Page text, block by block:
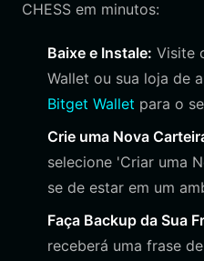
CHESS em minutos:
Baixe e Instale: Visite
Wallet ou sua loja de
Bitget Wallet para o
Crie uma Nova
selecione 'Criar uma
se de estar em um
Faça Backup da Sua
receberá uma frase